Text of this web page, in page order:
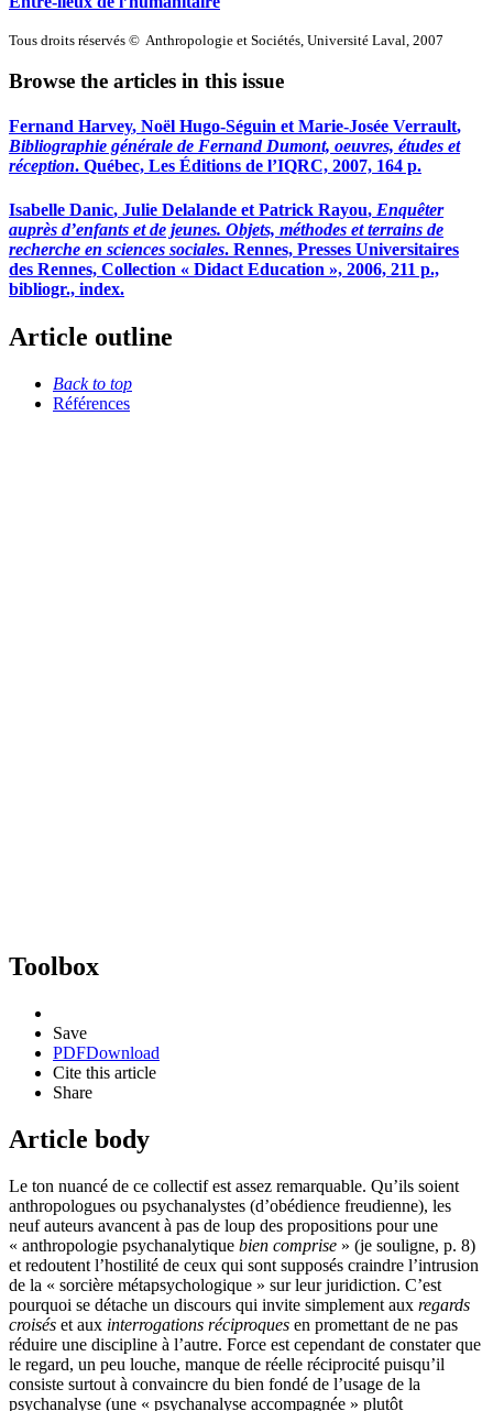
Tous droits réservés © Anthropologie et Sociétés, Université Laval, 2007
Browse the articles in this issue
Fernand Harvey, Noël Hugo-Séguin et Marie-Josée Verrault,
Bibliographie générale de Fernand Dumont, oeuvres, études et
réception. Québec, Les Éditions de l’IQRC, 2007, 164 p.
Isabelle Danic, Julie Delalande et Patrick Rayou, Enquêter
auprès d’enfants et de jeunes. Objets, méthodes et terrains de
recherche en sciences sociales. Rennes, Presses Universitaires
des Rennes, Collection « Didact Education », 2006, 211 p.,
bibliogr., index.
Article outline
Back to top
Références
Toolbox
Save
PDFDownload
Cite this article
Share
Article body
Le ton nuancé de ce collectif est assez remarquable. Qu’ils soient
anthropologues ou psychanalystes (d’obédience freudienne), les
neuf auteurs avancent à pas de loup des propositions pour une
« anthropologie psychanalytique bien comprise » (je souligne, p. 8)
et redoutent l’hostilité de ceux qui sont supposés craindre l’intrusion
de la « sorcière métapsychologique » sur leur juridiction. C’est
pourquoi se détache un discours qui invite simplement aux regards
croisés et aux interrogations réciproques en promettant de ne pas
réduire une discipline à l’autre. Force est cependant de constater que
le regard, un peu louche, manque de réelle réciprocité puisqu’il
consiste surtout à convaincre du bien fondé de l’usage de la
psychanalyse (une « psychanalyse accompagnée » plutôt